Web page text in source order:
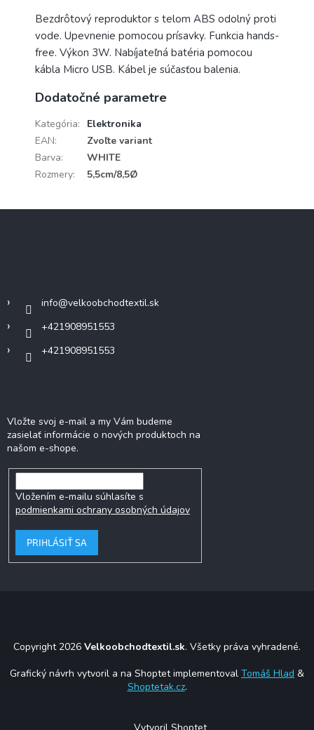
Bezdrôtový reproduktor s telom ABS odolný proti
vode. Upevnenie pomocou prísavky. Funkcia hands-
free. Výkon 3W. Nabíjateľná batéria pomocou
kábla Micro USB. Kábel je súčasťou balenia.
Dodatočné parametre
Kategória:
Elektronika
EAN:
Zvoľte variant
Barva:
WHITE
Rozmery: 5,5cm/8,5Ø
info@velkoobchodtextil.sk
+421908951553
+421908951553
Vložte svoj e-mail a my Vám budeme
zasielať informácie o nových produktoch na
našom e-shope.
Vložením e-mailu súhlasíte s
podmienkami ochrany osobných údajov
PRIHLÁSIŤ SA
Copyright 2026 Velkoobchodtextil.sk. Všetky práva vyhradené.
Grafický návrh vytvoril a na Shoptet implementoval Tomáš Hlad &
Shoptetak.cz.